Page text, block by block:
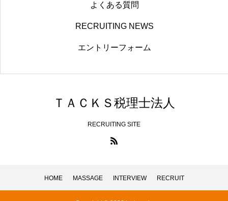
よくある質問
RECRUITING NEWS
エントリーフォーム
ＴＡＣＫＳ税理士法人
RECRUITING SITE
HOME MASSAGE INTERVIEW RECRUIT